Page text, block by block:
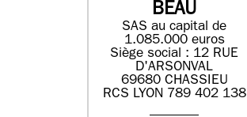
BEAU
SAS au capital de
1.085.000 euros
Siège social : 12 RUE
D'ARSONVAL
69680 CHASSIEU
RCS LYON 789 402 138